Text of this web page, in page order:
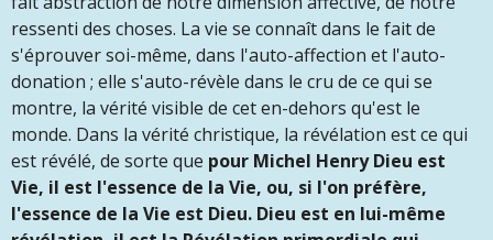
ressenti des choses. La vie se connaît dans le fait de
s'éprouver soi-même, dans l'auto-affection et l'auto-
donation ; elle s'auto-révèle dans le cru de ce qui se
montre, la vérité visible de cet en-dehors qu'est le
monde. Dans la vérité christique, la révélation est ce qui
est révélé, de sorte que pour Michel Henry Dieu est
Vie, il est l'essence de la Vie, ou, si l'on préfère,
l'essence de la Vie est Dieu. Dieu est en lui-même